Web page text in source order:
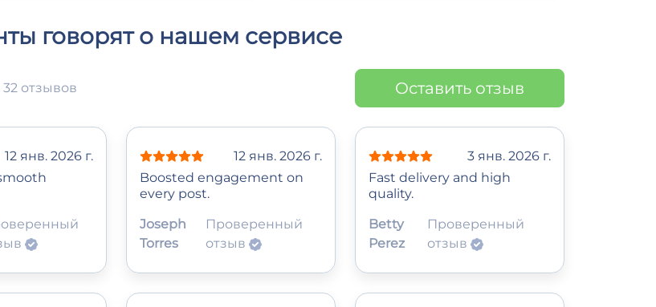
говорят о нашем сервисе
отзывов Оставить отзыв
12 янв. 2026 г.
12 янв. 2026 г.
Boosted engagement on
every post.
Joseph
Torres
Проверенный
отзыв
3 янв. 2026 г.
Fast delivery and high
quality.
Betty
Perez
Проверенный
отзыв